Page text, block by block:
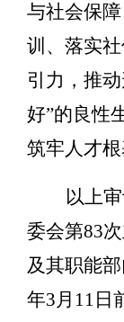
与社会保
训、落实
引力，推
好”的良性
筑牢人才根
以上
委会第83
及其职能
年3月 11 日